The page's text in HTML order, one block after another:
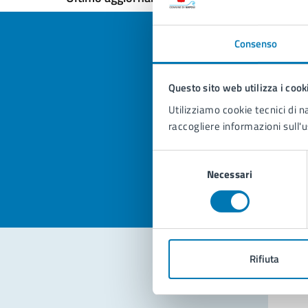
Consenso
Questo sito web utilizza i
Utilizziamo cookie tecnici di
raccogliere informazioni
Necessari
Rifiuta